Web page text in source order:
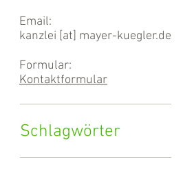
Email:
kanzlei [at] mayer-kuegler.de
Formular:
Kontaktformular
Schlagwörter